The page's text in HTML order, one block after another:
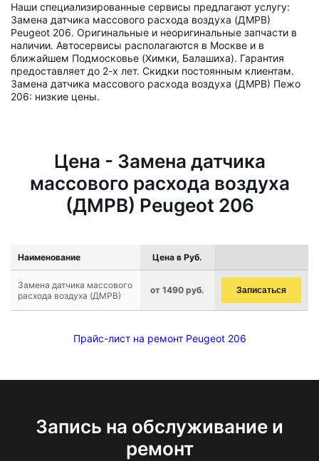
Наши специализированные сервисы предлагают услугу:
Замена датчика массового расхода воздуха (ДМРВ)
Peugeot 206. Оригинальные и неоригинальные запчасти в
наличии. Автосервисы располагаются в Москве и в
ближайшем Подмосковье (Химки, Балашиха). Гарантия
предоставляет до 2-х лет. Скидки постоянным клиентам.
Замена датчика массового расхода воздуха (ДМРВ) Пежо
206: низкие цены.
Цена - Замена датчика
массового расхода воздуха
(ДМРВ) Peugeot 206
Наименование Цена в Руб.
Замена датчика массового
расхода воздуха (ДМРВ)
от 1490 руб. Записаться
Прайс-лист на ремонт Peugeot 206
Запись на обслуживание и
ремонт